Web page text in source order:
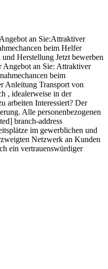
an Sie:Attraktiver
beim Helfer
Herstellung Jetzt bewerben
Angebot an Sie: Attraktiver
beim
Anleitung Transport von
, idealerweise in der
arbeiten Interessiert? Der
Alle personenbezogenen
branch-address
im gewerblichen und
Netzwerk an Kunden
ein vertrauens­würdiger